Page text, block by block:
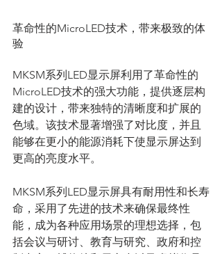
革命性的MicroLED技术，带来极致的体
验
MKSM系列LED显示屏利用了革命性的
MicroLED技术的强大功能，提供逐层构
建的设计，带来独特的清晰度和扩展的
色域。该技术显著增强了对比度，并且
能够在更小的能源消耗下使显示屏达到
更高的亮度水平。
MKSM系列LED显示屏具有耐用性和长寿
命，采用了先进的技术来确保最终性
能，成为各种应用场景的理想选择，包
括会议与研讨、教育与研究、政府和控